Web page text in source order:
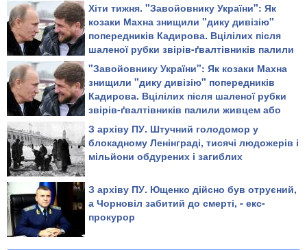
Хіти тижня. "Завойовнику України": Як
козаки Махна знищили "дику дивізію"
попередників Кадирова. Вцілілих після
шаленої рубки звірів-ґвалтівників палили
живцем або повільно рубали на дрібні
шматки
"Завойовнику України": Як козаки Махна
знищили "дику дивізію" попередників
Кадирова. Вцілілих після шаленої рубки
звірів-ґвалтівників палили живцем або
повільно рубали на дрібні шматки
З архіву ПУ. Штучний голодомор у
блокадному Ленінграді, тисячі людожерів і
мільйони обдурених і загиблих
З архіву ПУ. Ющенко дійсно був отруєний,
а Чорновіл забитий до смерті, - екс-
прокурор